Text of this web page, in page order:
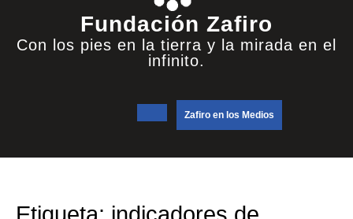
Fundación Zafiro
Con los pies en la tierra y la mirada en el
infinito.
Botón
de
Zafiro en los Medios
NOW